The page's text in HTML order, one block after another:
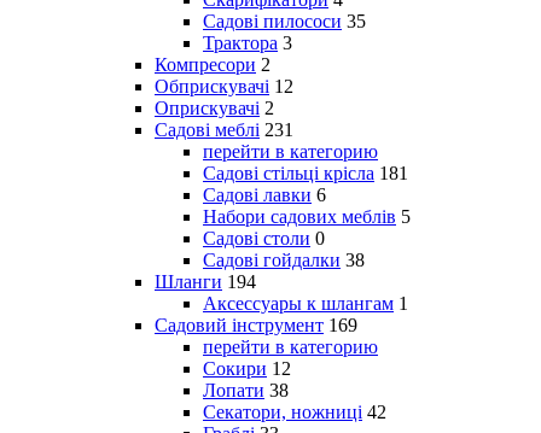
Садові пилососи 35
Трактора 3
Компресори 2
Обприскувачі 12
Оприскувачі 2
Садові меблі 231
перейти в категорию
Садові стільці крісла 181
Садові лавки 6
Набори садових меблів 5
Садові столи 0
Садові гойдалки 38
Шланги 194
Аксессуары к шлангам 1
Садовий інструмент 169
перейти в категорию
Сокири 12
Лопати 38
Секатори, ножниці 42